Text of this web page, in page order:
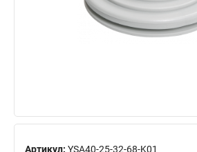
Артикул: YSA40-25-32-68-K01